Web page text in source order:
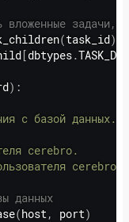
вложенные задачи,
(task_id)
[dbtypes.
) :
с базой данных.
cerebro.
cerebro.
данных
(host, port)